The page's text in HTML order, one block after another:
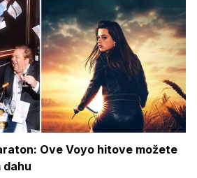
Ove Voyo hitove možete
dahu